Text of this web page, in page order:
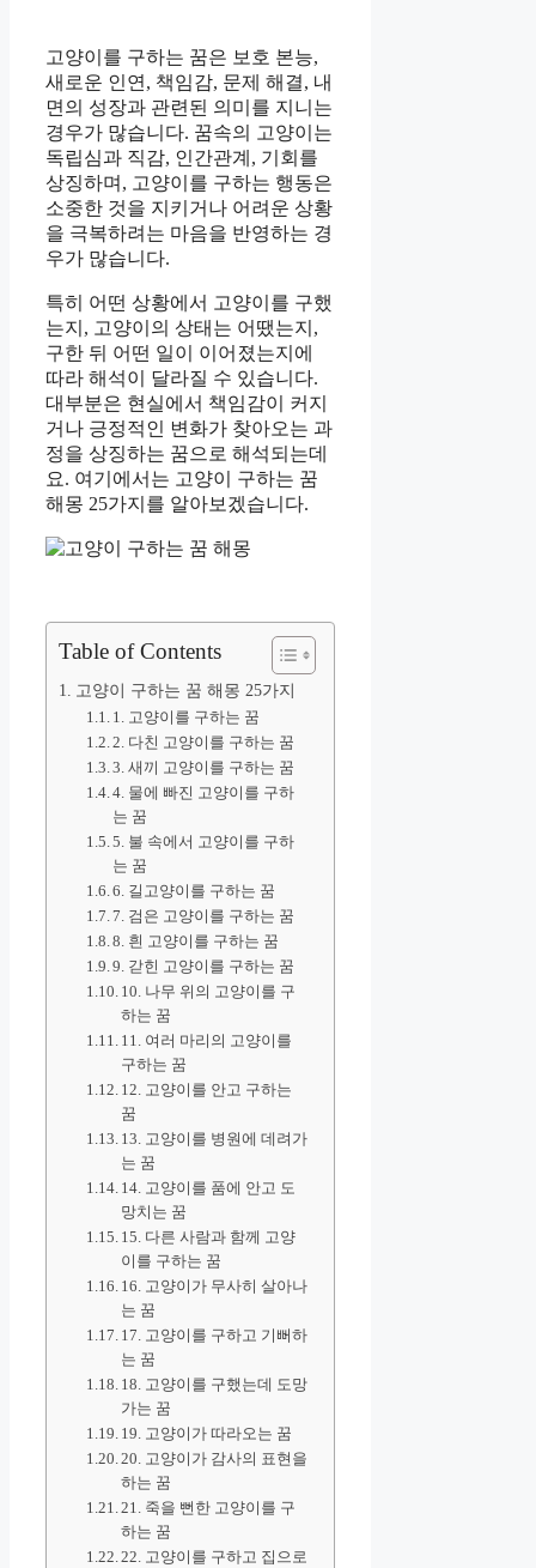
고양이를 구하는 꿈은 보호 본능,
새로운 인연, 책임감, 문제 해결, 내
면의 성장과 관련된 의미를 지니는
경우가 많습니다. 꿈속의 고양이는
독립심과 직감, 인간관계, 기회를
상징하며, 고양이를 구하는 행동은
소중한 것을 지키거나 어려운 상황
을 극복하려는 마음을 반영하는 경
우가 많습니다.
특히 어떤 상황에서 고양이를 구했
는지, 고양이의 상태는 어땠는지,
구한 뒤 어떤 일이 이어졌는지에
따라 해석이 달라질 수 있습니다.
대부분은 현실에서 책임감이 커지
거나 긍정적인 변화가 찾아오는 과
정을 상징하는 꿈으로 해석되는데
요. 여기에서는 고양이 구하는 꿈
해몽 25가지를 알아보겠습니다.
Table of Contents
고양이 구하는 꿈 해몽 25가지
1. 고양이를 구하는 꿈
2. 다친 고양이를 구하는 꿈
3. 새끼 고양이를 구하는 꿈
4. 물에 빠진 고양이를 구하
는 꿈
5. 불 속에서 고양이를 구하
는 꿈
6. 길고양이를 구하는 꿈
7. 검은 고양이를 구하는 꿈
8. 흰 고양이를 구하는 꿈
9. 갇힌 고양이를 구하는 꿈
10. 나무 위의 고양이를 구
하는 꿈
11. 여러 마리의 고양이를
구하는 꿈
12. 고양이를 안고 구하는
꿈
13. 고양이를 병원에 데려가
는 꿈
14. 고양이를 품에 안고 도
망치는 꿈
15. 다른 사람과 함께 고양
이를 구하는 꿈
16. 고양이가 무사히 살아나
는 꿈
17. 고양이를 구하고 기뻐하
는 꿈
18. 고양이를 구했는데 도망
가는 꿈
19. 고양이가 따라오는 꿈
20. 고양이가 감사의 표현을
하는 꿈
21. 죽을 뻔한 고양이를 구
하는 꿈
22. 고양이를 구하고 집으로